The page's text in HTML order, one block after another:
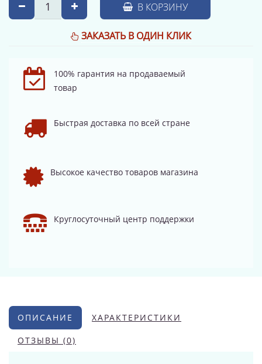
В КОРЗИНУ
ЗАКАЗАТЬ В ОДИН КЛИК
100% гарантия на продаваемый
товар
Быстрая доставка по всей стране
Высокое качество товаров магазина
Круглосуточный центр поддержки
ОПИСАНИЕ ХАРАКТЕРИСТИКИ
ОТЗЫВЫ (0)